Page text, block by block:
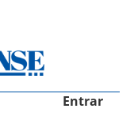
Entrar